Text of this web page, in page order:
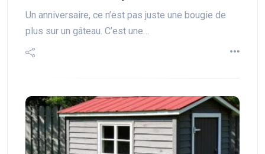
Un anniversaire, ce n’est pas juste une bougie de
plus sur un gâteau. C’est une…